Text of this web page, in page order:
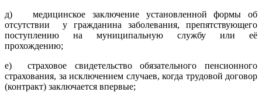
д) медицинское заключение установленной формы об
отсутствии у гражданина заболевания, препятствующего
поступлению на муниципальную службу или её
прохождению;
е) страховое свидетельство обязательного пенсионного
страхования, за исключением случаев, когда трудовой договор
(контракт) заключается впервые;